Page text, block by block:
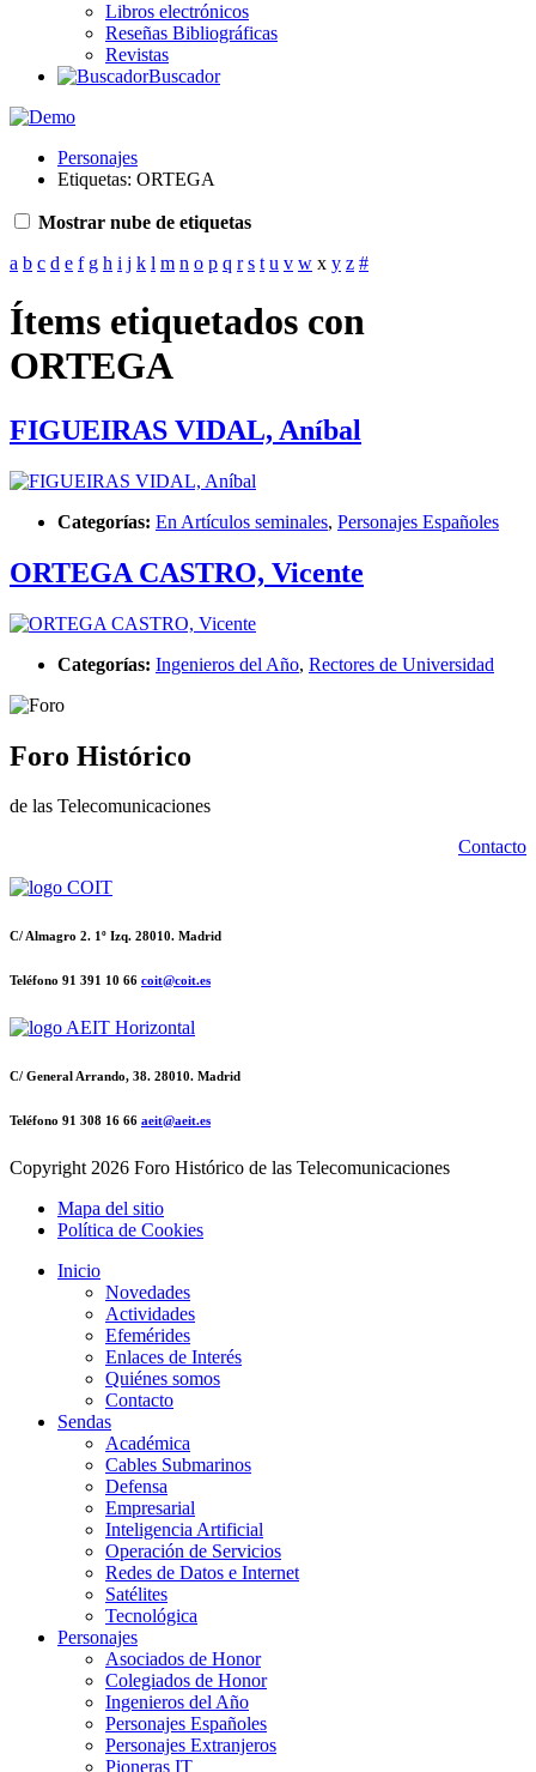
Libros electrónicos
Reseñas Bibliográficas
Revistas
Buscador
Personajes
Etiquetas: ORTEGA
Mostrar nube de etiquetas
a b c d e f g h i j k l m n o p q r s t u v w x y z #
Ítems etiquetados con
ORTEGA
FIGUEIRAS VIDAL, Aníbal
Categorías: En Artículos seminales, Personajes Españoles
ORTEGA CASTRO, Vicente
Categorías: Ingenieros del Año, Rectores de Universidad
Foro Histórico
de las Telecomunicaciones
Contacto
C/ Almagro 2. 1º Izq. 28010. Madrid
Teléfono 91 391 10 66 coit@coit.es
C/ General Arrando, 38. 28010. Madrid
Teléfono 91 308 16 66 aeit@aeit.es
Copyright 2026 Foro Histórico de las Telecomunicaciones
Mapa del sitio
Política de Cookies
Inicio
Novedades
Actividades
Efemérides
Enlaces de Interés
Quiénes somos
Contacto
Sendas
Académica
Cables Submarinos
Defensa
Empresarial
Inteligencia Artificial
Operación de Servicios
Redes de Datos e Internet
Satélites
Tecnológica
Personajes
Asociados de Honor
Colegiados de Honor
Ingenieros del Año
Personajes Españoles
Personajes Extranjeros
Pioneras IT